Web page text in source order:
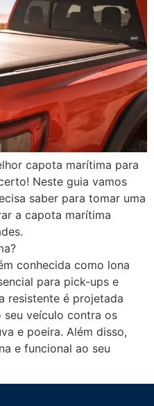
capota marítima para
Neste guia vamos
saber para tomar uma
a capota marítima
conhecida como lona
para pick-ups e
resistente é projetada
veículo contra os
e poeira. Além disso,
e funcional ao seu